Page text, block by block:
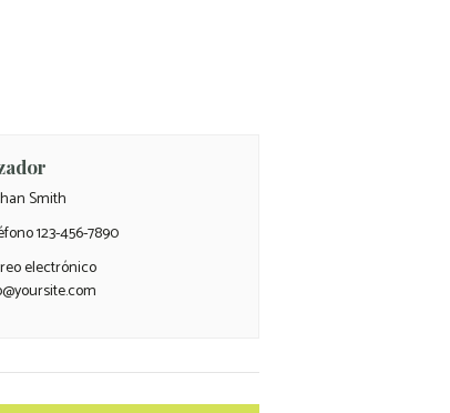
Smith
123-456-7890
electrónico